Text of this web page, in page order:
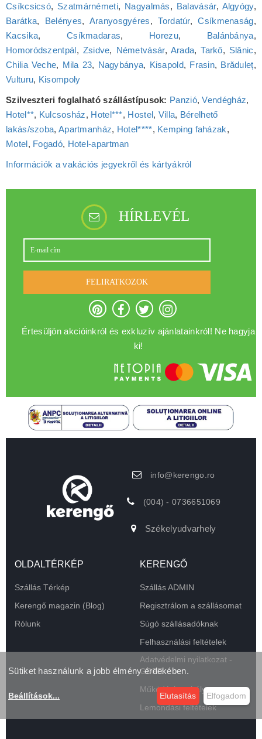
Csíkcsicsó, Szatmárnémeti, Nagyalmás, Balavásár, Algyógy,
Barátka, Belényes, Aranyosgyéres,Tordatúr,Csíkmenaság,
Kacsika, Csíkmadaras, Horezu, Balánbánya,
Homoródszentpál, Zsidve, Németvásár, Arada,Tarkő, Slănic,
Chilia Veche, Mila 23, Nagybánya, Kisapold, Frasin, Brăduleț,
Vulturu, Kisompoly
Szilveszteri foglalható szállástípusok: Panzió,Vendégház,
Hotel**, Kulcsosház, Hotel***, Hostel, Villa, Bérelhető
lakás/szoba, Apartmanház, Hotel****, Kemping faházak,
Motel, Fogadó, Hotel‑apartman
Információk a vakációs jegyekről és kártyákról
HÍRLEVÉL
FELIRATKOZOK
Értesüljön akcióinkról és exkluzív ajánlatainkról! Ne hagyja
ki!
info@kerengo.ro
(004) - 0736651069
Székelyudvarhely
OLDALTÉRKÉP
Szállás Térkép
Kerengő magazin (Blog)
Rólunk
KERENGŐ
Szállás ADMIN
Regisztrálom a szállásomat
Súgó szállásadóknak
Felhasználási feltételek
Adatvédelmi nyilatkozat -
GDPR
Működési szabályzat
Lemondási feltételek
Sütiket használunk a jobb élmény érdekében.
Beállítások... Elutasítás Elfogadom